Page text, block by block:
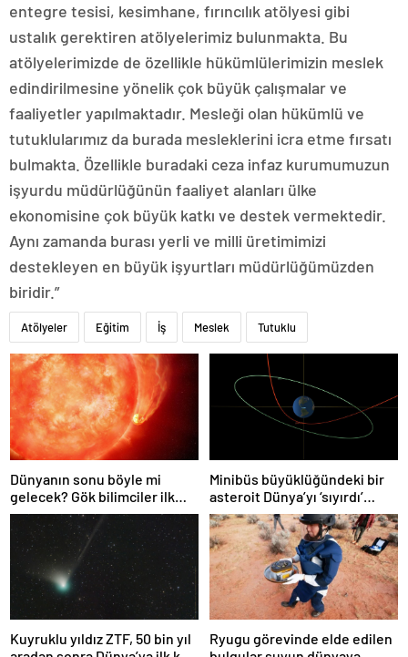
entegre tesisi, kesimhane, fırıncılık atölyesi gibi
ustalık gerektiren atölyelerimiz bulunmakta. Bu
atölyelerimizde de özellikle hükümlülerimizin meslek
edindirilmesine yönelik çok büyük çalışmalar ve
faaliyetler yapılmaktadır. Mesleği olan hükümlü ve
tutuklularımız da burada mesleklerini icra etme fırsatı
bulmakta. Özellikle buradaki ceza infaz kurumumuzun
işyurdu müdürlüğünün faaliyet alanları ülke
ekonomisine çok büyük katkı ve destek vermektedir.
Aynı zamanda burası yerli ve milli üretimimizi
destekleyen en büyük işyurtları müdürlüğümüzden
biridir.”
Atölyeler Eğitim İş Meslek Tutuklu
Dünyanın sonu böyle mi
gelecek? Gök bilimciler ilk
kez sönen yıldızın gezegeni
yutmasına tanık oldu
Minibüs büyüklüğündeki bir
asteroit Dünya’yı ‘sıyırdı’
geçti
Kuyruklu yıldız ZTF, 50 bin yıl
Ryugu görevinde elde edilen